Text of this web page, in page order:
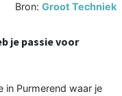
Bron: Groot Techniek
je passie voor
in Purmerend waar je